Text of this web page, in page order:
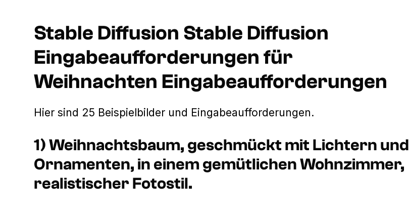
Stable Diffusion Stable Diffusion
Eingabeaufforderungen für
Weihnachten Eingabeaufforderungen
Hier sind 25 Beispielbilder und Eingabeaufforderungen.
1) Weihnachtsbaum, geschmückt mit Lichtern und
Ornamenten, in einem gemütlichen Wohnzimmer,
realistischer Fotostil.